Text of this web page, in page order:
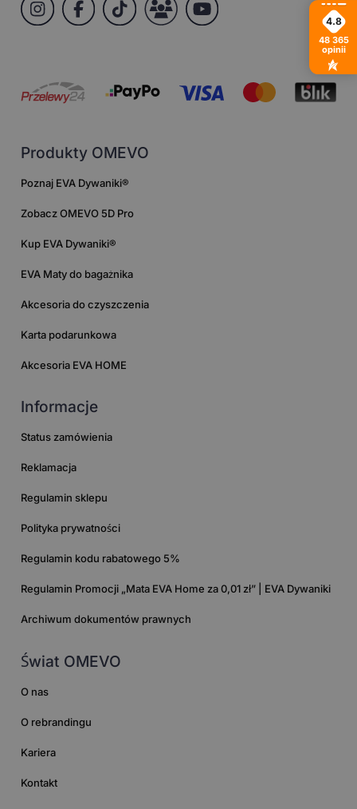
Produkty OMEVO
Poznaj EVA Dywaniki®
Zobacz OMEVO 5D Pro
Kup EVA Dywaniki®
EVA Maty do bagażnika
Akcesoria do czyszczenia
Karta podarunkowa
Akcesoria EVA HOME
Informacje
Status zamówienia
Reklamacja
Regulamin sklepu
Polityka prywatności
Regulamin kodu rabatowego 5%
Regulamin Promocji „Mata EVA Home za 0,01 zł” | EVA Dywaniki
Archiwum dokumentów prawnych
Świat OMEVO
O nas
O rebrandingu
Kariera
Kontakt
4.8
48 365
opinii